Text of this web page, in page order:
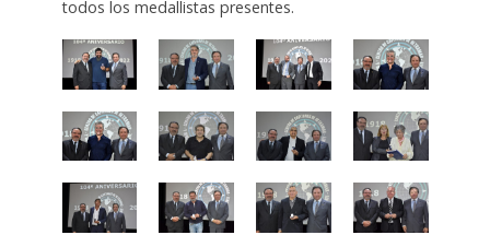
todos los medallistas presentes.